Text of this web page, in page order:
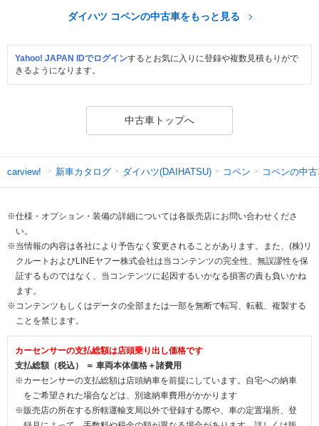
ダイハツ コペンの中古車をもっと見る
Yahoo! JAPAN IDでログインするとお気に入りに登録や複数見積もりがで
きるようになります。
中古車トップへ
carview! 新車カタログ ダイハツ(DAIHATSU) コペン コペンの中
※仕様・オプション・装備の詳細については各販売店にお問い合わせくださ
い。
※当情報の内容は各社により予告なく変更されることがあります。また、(株)リ
クルートおよびLINEヤフー株式会社は当コンテンツの完全性、無誤謬性を保
証するものではなく、当コンテンツに起因するいかなる損害の責も負いかね
ます。
※コンテンツもしくはデータの全部または一部を無断で転写、転載、複製する
ことを禁じます。
カーセンサーの支払総額は店頭乗り出し価格です
支払総額（税込） ＝ 車両本体価格＋諸費用
※カーセンサーの支払総額は店頭納車を前提にしています。自宅への納車
をご希望された場合などは、別途納車費用がかかります
※販売店の所在する所轄運輸支局以外で登録する際や、車の定置場所、登